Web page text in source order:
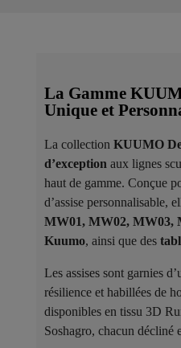
La Gamme
Unique et
La collection KUUMO
d’exception aux lignes
haut de gamme. Conçue
d’assise personnalisable,
MW01, MW02, MW03,
Kuumo, ainsi que des
Les assises sont garnies
résilience et habillées de
disponibles en tissu 3D
Soshagro, chacun décliné